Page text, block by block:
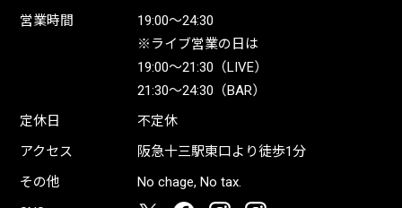
営業時間
19:00〜24:30
※ライブ営業の日は
19:00〜21:30（LIVE）
21:30〜24:30（BAR）
定休日
不定休
アクセス
阪急十三駅東口より徒歩1分
その他
No chage, No tax.